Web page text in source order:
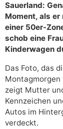
Sauerland:
Moment, als er
einer 50er-
schob eine
Kinderwagen
Das Foto, das
zeigt Mutter
Kennzeichen
Autos im
verdeckt.